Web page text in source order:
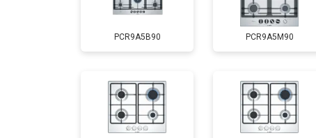
PCR9A5B90 PCR9A5M90